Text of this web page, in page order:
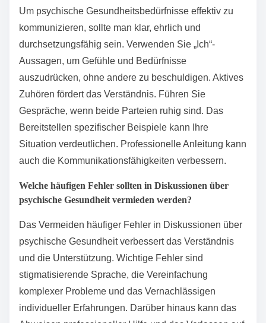
für die Interessenvertretung im Bereich der
psychischen Gesundheit übernehmen. Zuerst sollten
sie sich über psychische Gesundheitsprobleme
informieren, um Mythen abzubauen und Verständnis
zu fördern. Zweitens sollten sie persönliche
Erfahrungen teilen, um psychische
Gesundheitskämpfe zu humanisieren und Empathie
zu fördern. Drittens sollten sie sich in der
Gemeinschaft engagieren, um das Bewusstsein zu
schärfen und unterstützende Umgebungen zu
Veränderungen einsetzen, die die Ressourcen und
die Zugänglichkeit im Bereich der psychischen
Gesundheit verbessern. Schließlich sollten sie
Selbstpflege praktizieren, um ihr eigenes psychisches
Wohlbefinden aufrechtzuerhalten und sicherzustellen,
dass sie andere effektiv unterstützen können.
Wie kann man psychische Gesundheitsbedürfnisse
effektiv kommunizieren?